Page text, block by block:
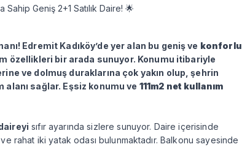
Geniş 2+1 Satılık Daire! 🌟
Edremit Kadıköy’de yer alan bu geniş ve konforlu
özellikleri bir arada sunuyor. Konumu itibariyle
ve dolmuş duraklarına çok yakın olup, şehrin
sağlar. Eşsiz konumu ve 111m2 net kullanım
sıfır ayarında sizlere sunuyor. Daire içerisinde
rahat iki yatak odası bulunmaktadır. Balkonu sayesinde